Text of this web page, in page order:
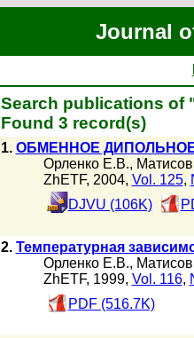
Journal
Search publications of
Found 3 record(s)
1. ОБМЕННОЕ
Орленко Е.В.,
ZhETF, 2004, Vol. 125,
DJVU (106K)
2. Температурная
Орленко Е.В.,
ZhETF, 1999, Vol. 116,
PDF (516.7K)